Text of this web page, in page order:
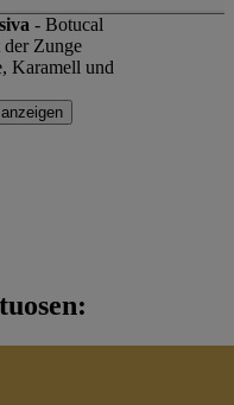
- Botucal
der Zunge
Karamell und